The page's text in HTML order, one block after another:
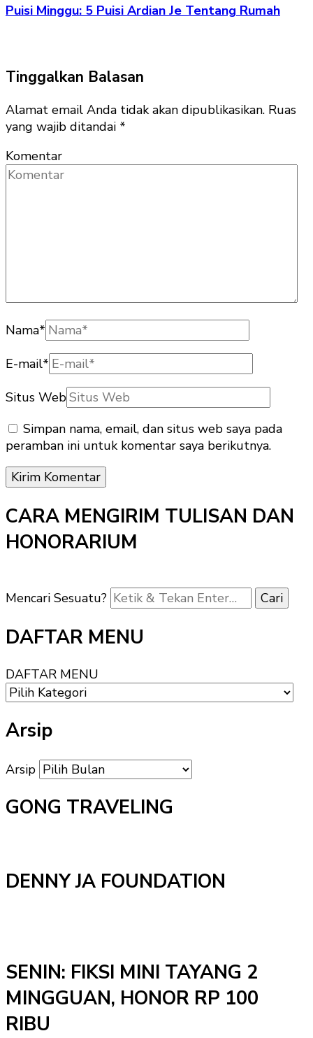
Puisi Minggu: 5 Puisi Ardian Je Tentang Rumah
Tinggalkan Balasan
Alamat email Anda tidak akan dipublikasikan. Ruas
yang wajib ditandai *
Komentar
Nama*
E-mail*
Situs Web
Simpan nama, email, dan situs web saya pada
peramban ini untuk komentar saya berikutnya.
CARA MENGIRIM TULISAN DAN
HONORARIUM
Mencari Sesuatu?
DAFTAR MENU
DAFTAR MENU
Arsip
Arsip
GONG TRAVELING
DENNY JA FOUNDATION
SENIN: FIKSI MINI TAYANG 2
MINGGUAN, HONOR RP 100
RIBU